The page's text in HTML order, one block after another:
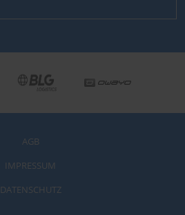
AGB
IMPRESSUM
DATENSCHUTZ